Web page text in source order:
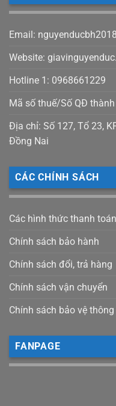
Email:
Website:
Hotline 1: 0968661229
Mã số thuế/Số QĐ
Địa chỉ: Số 127, Tổ 23,
Đồng Nai
CÁC CHÍNH SÁCH
Các hình thức thanh toán
Chính sách bảo hành
Chính sách đổi, trả hàng
Chính sách vận chuyển
Chính sách bảo vệ
FANPAGE